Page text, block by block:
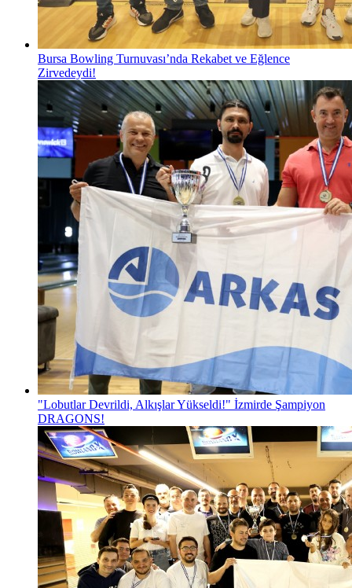
Bursa Bowling Turnuvası’nda Rekabet ve Eğlence
Zirvedeydi!
"Lobutlar Devrildi, Alkışlar Yükseldi!" İzmirde Şampiyon
DRAGONS!